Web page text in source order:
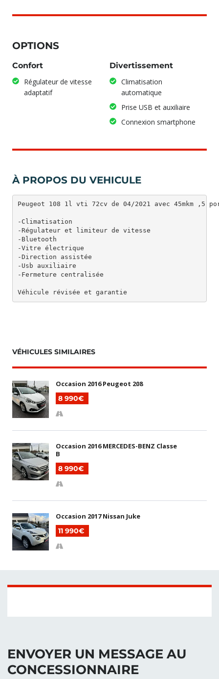
OPTIONS
Confort
Régulateur de vitesse
adaptatif
Divertissement
Climatisation
automatique
Prise USB et auxiliaire
Connexion smartphone
À PROPOS DU VEHICULE
Peugeot 108 1l vti 72cv de 04/2021 avec 45mkm ,5
-Climatisation
-Régulateur et limiteur de vitesse
-Bluetooth
-Vitre électrique
-Direction assistée
-Usb auxiliaire
-Fermeture centralisée
Véhicule révisée et garantie
VÉHICULES SIMILAIRES
Occasion 2016 Peugeot 208
8 990€
Occasion 2016 MERCEDES-BENZ Classe
B
8 990€
Occasion 2017 Nissan Juke
11 990€
ENVOYER UN MESSAGE AU
CONCESSIONNAIRE